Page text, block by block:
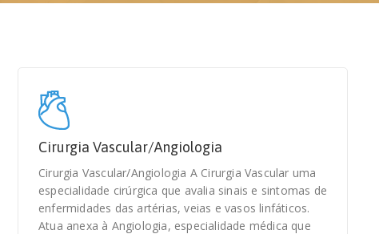
Cirurgia Vascular/Angiologia
Cirurgia Vascular/Angiologia A Cirurgia Vascular uma
especialidade cirúrgica que avalia sinais e sintomas de
enfermidades das artérias, veias e vasos linfáticos.
Atua anexa à Angiologia, especialidade médica que